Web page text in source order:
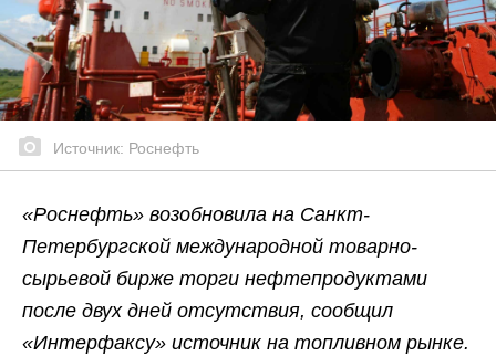
Источник: Роснефть
«Роснефть» возобновила на Санкт-
Петербургской международной товарно-
сырьевой бирже торги нефтепродуктами
после двух дней отсутствия, сообщил
«Интерфаксу» источник на топливном рынке.